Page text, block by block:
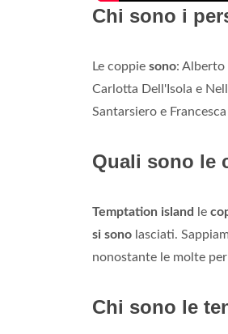
Chi sono i
Le coppie sono: Alberto
Carlotta Dell'Isola e
Santarsiero e
Quali sono le
Temptation island le
si sono lasciati.
nonostante le molte
Chi sono le